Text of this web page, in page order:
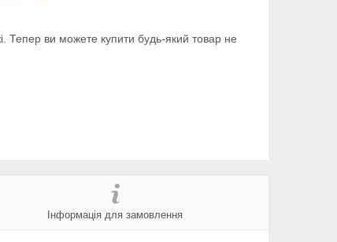
Тепер ви можете купити будь-який товар не
Інформація для замовлення